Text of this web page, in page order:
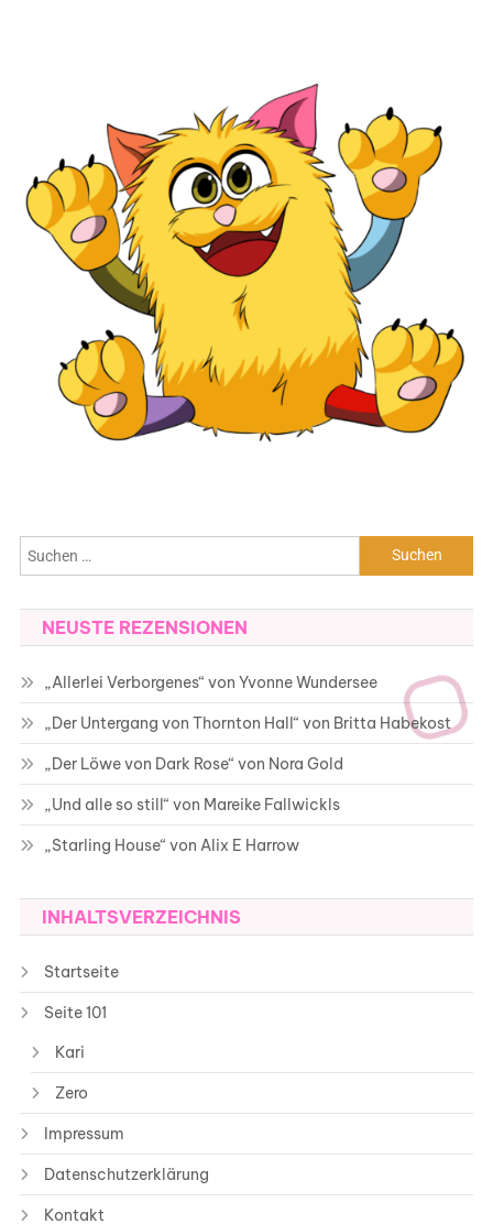
Suchen
nach:
NEUSTE REZENSIONEN
„Allerlei Verborgenes“ von Yvonne Wundersee
„Der Untergang von Thornton Hall“ von Britta Habekost
„Der Löwe von Dark Rose“ von Nora Gold
„Und alle so still“ von Mareike Fallwickls
„Starling House“ von Alix E Harrow
INHALTSVERZEICHNIS
Startseite
Seite 101
Kari
Zero
Impressum
Datenschutzerklärung
Kontakt